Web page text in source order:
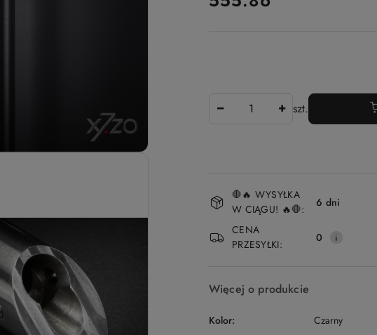
szt.
Dostępność
i
dostawa
🛑🔥 WYSYŁKA
W CIĄGU! 🔥🛑:
6 dni
CENA
PRZESYŁKI:
0
Więcej o produkcie
Kolor:
Czarny